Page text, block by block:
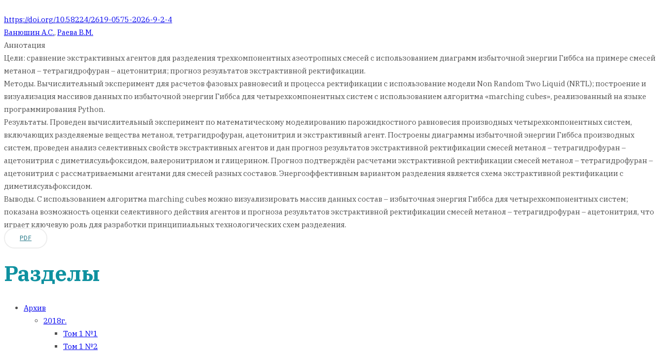
https://doi.org/10.58224/2619-0575-2026-9-2-4
Ванюшин А.С., Раева В.М.
Аннотация
Цели: сравнение экстрактивных агентов для разделения трехкомпонентных азеотропных смесей с использованием диаграмм избыточной энергии Гиббса на примере смесей
метанол – тетрагидрофуран – ацетонитрил; прогноз результатов экстрактивной ректификации.
Методы. Вычислительный эксперимент для расчетов фазовых равновесий и процесса ректификации с использование модели Non Random Two Liquid (NRTL); построение и
визуализация массивов данных по избыточной энергии Гиббса для четырехкомпонентных систем с использованием алгоритма «marching cubes», реализованный на языке
программирования Python.
Результаты. Проведен вычислительный эксперимент по математическому моделированию парожидкостного равновесия производных четырехкомпонентных систем,
включающих разделяемые вещества метанол, тетрагидрофуран, ацетонитрил и экстрактивный агент. Построены диаграммы избыточной энергии Гиббса производных
систем, проведен анализ селективных свойств экстрактивных агентов и дан прогноз результатов экстрактивной ректификации смесей метанол – тетрагидрофуран –
ацетонитрил с диметилсульфоксидом, валеронитрилом и глицерином. Прогноз подтверждён расчетами экстрактивной ректификации смесей метанол – тетрагидрофуран –
ацетонитрил с рассматриваемыми агентами для смесей разных составов. Энергоэффективным вариантом разделения является схема экстрактивной ректификации с
диметилсульфоксидом.
Выводы. С использованием алгоритма marching cubes можно визуализировать массив данных состав – избыточная энергия Гиббса для четырехкомпонентных систем;
показана возможность оценки селективного действия агентов и прогноза результатов экстрактивной ректификации смесей метанол – тетрагидрофуран – ацетонитрил, что
играет ключевую роль для разработки принципиальных технологических схем разделения.
PDF
Разделы
Архив
2018г.
Том 1 №1
Том 1 №2